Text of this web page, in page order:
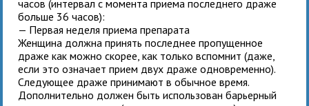
часов (интервал с момента приема последнего драже
больше 36 часов):
— Первая неделя приема препарата
Женщина должна принять последнее пропущенное
драже как можно скорее, как только вспомнит (даже,
если это означает прием двух драже одновременно).
Следующее драже принимают в обычное время.
Дополнительно должен быть использован барьерный